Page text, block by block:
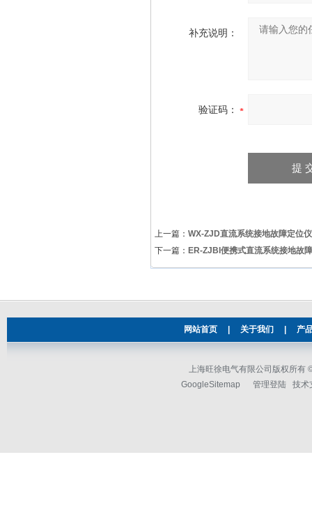
补充说明：
验证码：
上一篇： WX-ZJD直流系统接地故障定位仪
下一篇： ER-ZJBI便携式直流系统接地故
网站首页 关于我们 产
上海旺徐电气有限公司版权所有
GoogleSitemap
管理登陆 技术